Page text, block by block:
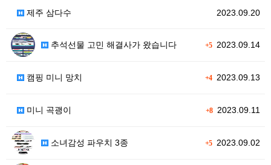
2023.09.20
제주 삼다수
+52023.09.14
추석선물 고민 해결사가 왔습니다
+42023.09.13
캠핑 미니 망치
+82023.09.11
미니 곡괭이
+52023.09.02
소녀감성 파우치 3종